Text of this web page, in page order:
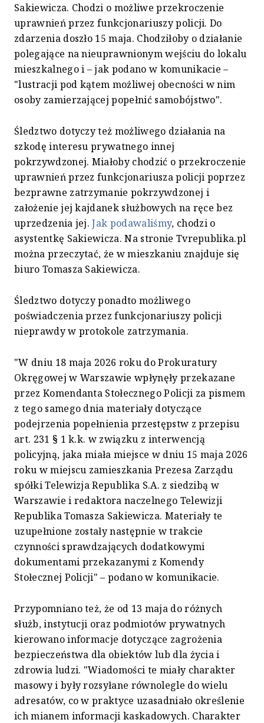
Sakiewicza. Chodzi o możliwe przekroczenie
uprawnień przez funkcjonariuszy policji. Do
zdarzenia doszło 15 maja. Chodziłoby o działanie
polegające na nieuprawnionym wejściu do lokalu
mieszkalnego i – jak podano w komunikacie –
"lustracji pod kątem możliwej obecności w nim
osoby zamierzającej popełnić samobójstwo".
Śledztwo dotyczy też możliwego działania na
szkodę interesu prywatnego innej
pokrzywdzonej. Miałoby chodzić o przekroczenie
uprawnień przez funkcjonariusza policji poprzez
bezprawne zatrzymanie pokrzywdzonej i
założenie jej kajdanek służbowych na ręce bez
uprzedzenia jej.Jak podawaliśmy, chodzi o
asystentkę Sakiewicza. Na stronie Tvrepublika.pl
można przeczytać, że w mieszkaniu znajduje się
biuro Tomasza Sakiewicza.
Śledztwo dotyczy ponadto możliwego
poświadczenia przez funkcjonariuszy policji
nieprawdy w protokole zatrzymania.
"W dniu 18 maja 2026 roku do Prokuratury
Okręgowej w Warszawie wpłynęły przekazane
przez Komendanta Stołecznego Policji za pismem
z tego samego dnia materiały dotyczące
podejrzenia popełnienia przestępstw z przepisu
art. 231 § 1 k.k. w związku z interwencją
policyjną, jaka miała miejsce w dniu 15 maja 2026
roku w miejscu zamieszkania Prezesa Zarządu
spółki Telewizja Republika S.A. z siedzibą w
Warszawie i redaktora naczelnego Telewizji
Republika Tomasza Sakiewicza. Materiały te
uzupełnione zostały następnie w trakcie
czynności sprawdzających dodatkowymi
dokumentami przekazanymi z Komendy
Stołecznej Policji" – podano w komunikacie.
Przypomniano też, że od 13 maja do różnych
służb, instytucji oraz podmiotów prywatnych
kierowano informacje dotyczące zagrożenia
bezpieczeństwa dla obiektów lub dla życia i
zdrowia ludzi. "Wiadomości te miały charakter
masowy i były rozsyłane równolegle do wielu
adresatów, co w praktyce uzasadniało określenie
ich mianem informacji kaskadowych. Charakter